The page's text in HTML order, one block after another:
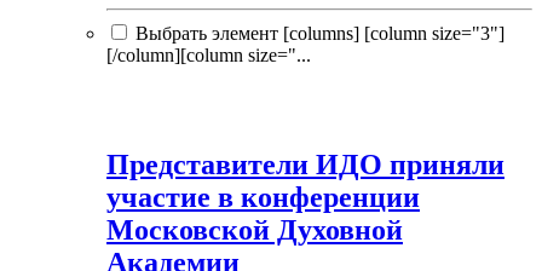
Выбрать элемент [columns] [column size="3"]
[/column][column size="...
Представители ИДО приняли
участие в конференции
Московской Духовной
Академии